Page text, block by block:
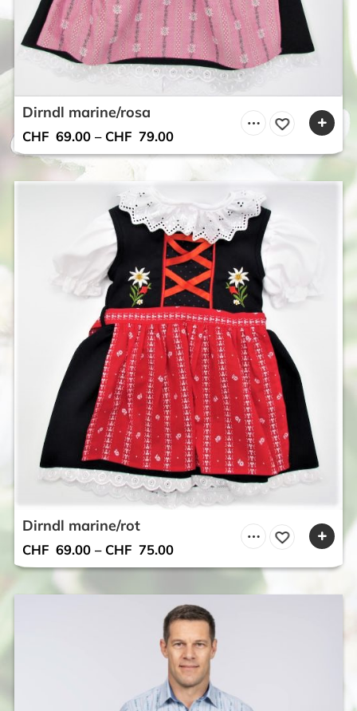
Dirndl marine/rosa
CHF 69.00 – CHF 79.00
Dirndl marine/rot
CHF 69.00 – CHF 75.00